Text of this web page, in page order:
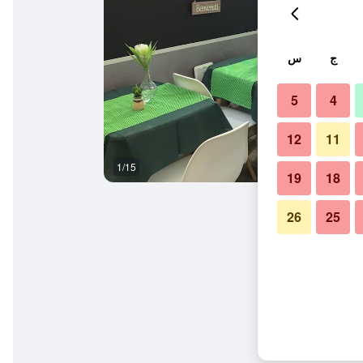
1/15
ج س
4
5
11
12
18
19
25
26